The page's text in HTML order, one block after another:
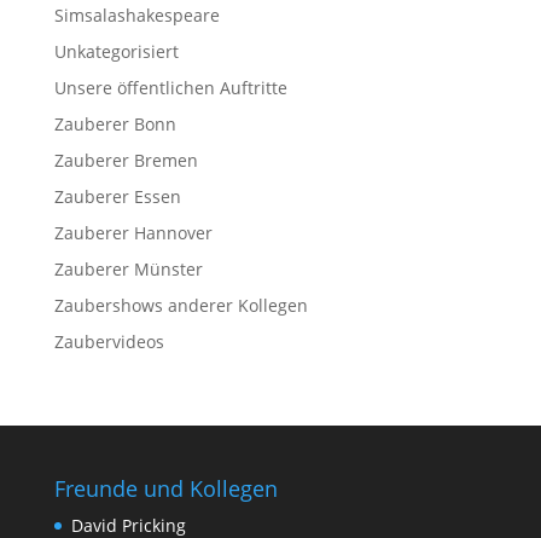
Simsalashakespeare
Unkategorisiert
Unsere öffentlichen Auftritte
Zauberer Bonn
Zauberer Bremen
Zauberer Essen
Zauberer Hannover
Zauberer Münster
Zaubershows anderer Kollegen
Zaubervideos
Freunde und Kollegen
David Pricking